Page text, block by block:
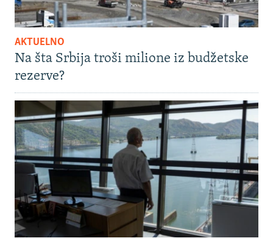
AKTUELNO
Na šta Srbija troši milione iz budžetske
rezerve?